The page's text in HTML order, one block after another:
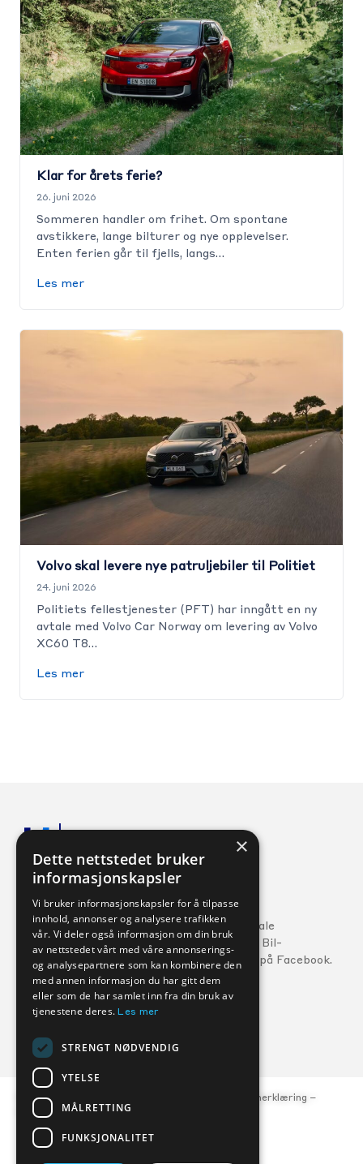
Klar for årets ferie?
26. juni 2026
Sommeren handler om frihet. Om spontane
avstikkere, lange bilturer og nye opplevelser.
Enten ferien går til fjells, langs…
Les mer
Volvo skal levere nye patruljebiler til Politiet
24. juni 2026
Politiets fellestjenester (PFT) har inngått en ny
avtale med Volvo Car Norway om levering av Volvo
XC60 T8…
Les mer
Ford:800 56 105
MG: 22 22 27 15
Volvo:800 30 060
Følg din lokale
Kverneland Bil-
forhandler på Facebook.
© Kverneland Bil, org.nr. 977 047 684 – Personvernerklæring –
Åpenhetsloven
×
Dette nettstedet bruker
informasjonskapsler
Vi bruker informasjonskapsler for å tilpasse
innhold, annonser og analysere trafikken
vår. Vi deler også informasjon om din bruk
av nettstedet vårt med våre annonserings-
og analysepartnere som kan kombinere den
med annen informasjon du har gitt dem
eller som de har samlet inn fra din bruk av
tjenestene deres.Les mer
STRENGT NØDVENDIG
YTELSE
MÅLRETTING
FUNKSJONALITET